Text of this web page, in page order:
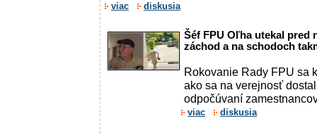
viac diskusia
Šéf FPU Oľha utekal pred
záchod a na schodoch
Rokovanie Rady FPU sa
ako sa na verejnosť
odpočúvaní
viac diskusia